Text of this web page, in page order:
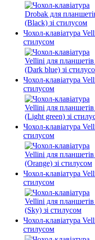
Чохол-клавіатура
стилусом
Чохол-клавіатура
стилусом
Чохол-клавіатура
стилусом
Чохол-клавіатура
стилусом
Чохол-клавіатура
стилусом